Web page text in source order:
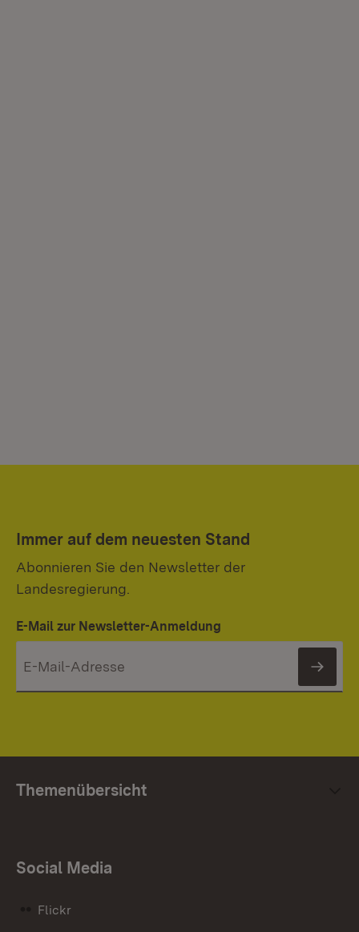
Immer auf dem neuesten Stand
Abonnieren Sie den Newsletter der
Landesregierung.
E-Mail zur Newsletter-Anmeldung
Themenübersicht
Social Media
Flickr